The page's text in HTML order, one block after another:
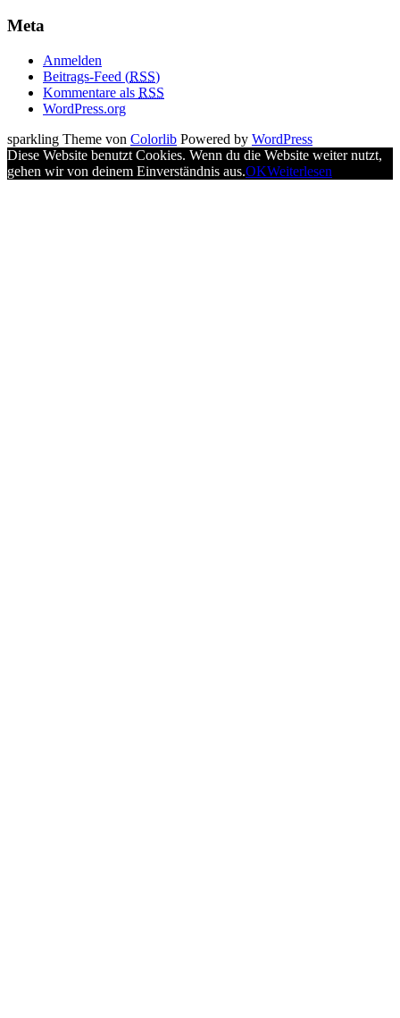
Meta
Anmelden
Beitrags-Feed (RSS)
Kommentare als RSS
WordPress.org
sparkling Theme von Colorlib Powered by WordPress
Diese Website benutzt Cookies. Wenn du die Website weiter nutzt,
gehen wir von deinem Einverständnis aus.OKWeiterlesen